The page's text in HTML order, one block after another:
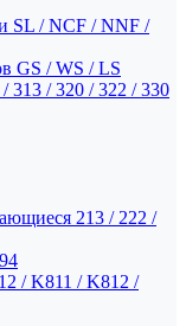
SL / NCF / NNF /
GS / WS / LS
313 / 320 / 322 / 330
213 / 222 /
/ K811 / K812 /